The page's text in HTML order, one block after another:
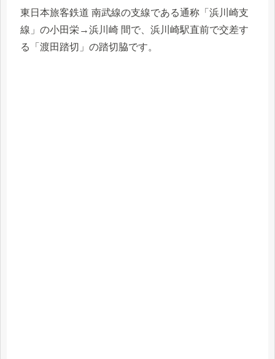
東日本旅客鉄道 南武線の支線である通称「浜川崎支
線」の小田栄→浜川崎 間で、浜川崎駅直前で交差す
る「渡田踏切」の踏切脇です。